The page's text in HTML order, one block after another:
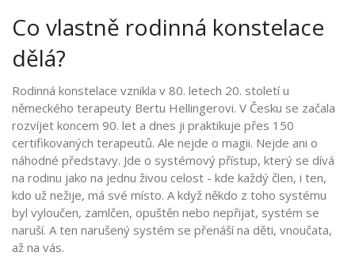
Co vlastně rodinná konstelace
dělá?
Rodinná konstelace vznikla v 80. letech 20. století u
německého terapeuty Bertu Hellingerovi. V Česku se začala
rozvíjet koncem 90. let a dnes ji praktikuje přes 150
certifikovaných terapeutů. Ale nejde o magii. Nejde ani o
náhodné představy. Jde o systémový přístup, který se dívá
na rodinu jako na jednu živou celost - kde každý člen, i ten,
kdo už nežije, má své místo. A když někdo z toho systému
byl vyloučen, zamlčen, opuštěn nebo nepřijat, systém se
naruší. A ten narušený systém se přenáší na děti, vnoučata,
až na vás.